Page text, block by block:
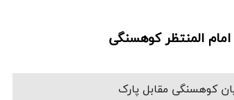
المنتظر کوهسنگی
کوهسنگی مقابل پارک